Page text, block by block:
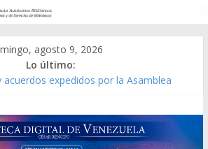
agosto 9, 2026
Lo último:
expedidos por la Asamblea
[material gráfico]
de Venezuela año CXXXIII Mes V,